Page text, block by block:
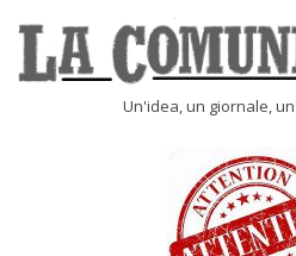
content
Un'idea, un giornale,